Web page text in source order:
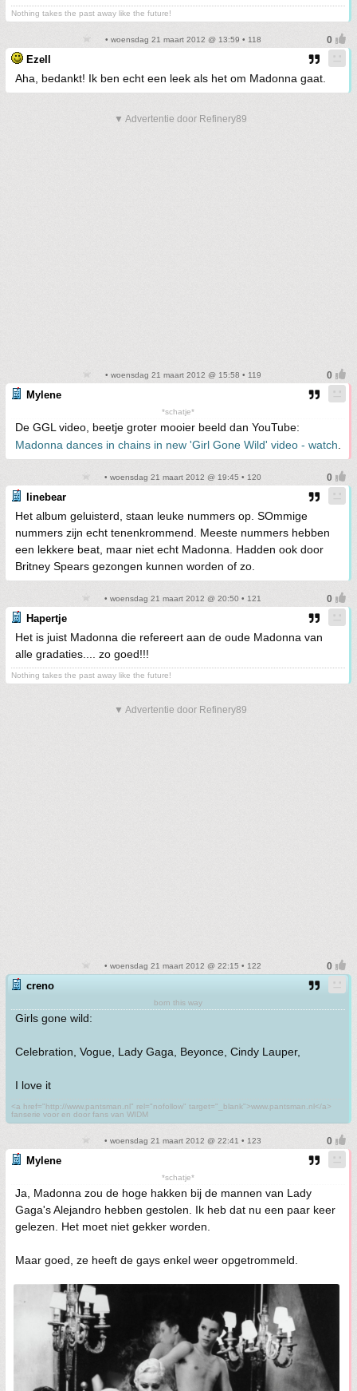
Nothing takes the past away like the future!
• woensdag 21 maart 2012 @ 13:59 • 118
Ezell
Aha, bedankt! Ik ben echt een leek als het om Madonna gaat.
▼ Advertentie door Refinery89
• woensdag 21 maart 2012 @ 15:58 • 119
Mylene
*schatje*
De GGL video, beetje groter mooier beeld dan YouTube:
Madonna dances in chains in new 'Girl Gone Wild' video - watch
• woensdag 21 maart 2012 @ 19:45 • 120
linebear
Het album geluisterd, staan leuke nummers op. SOmmige
nummers zijn echt tenenkrommend. Meeste nummers hebben
een lekkere beat, maar niet echt Madonna. Hadden ook door
Britney Spears gezongen kunnen worden of zo.
• woensdag 21 maart 2012 @ 20:50 • 121
Hapertje
Het is juist Madonna die refereert aan de oude Madonna van
alle gradaties.... zo goed!!!
Nothing takes the past away like the future!
▼ Advertentie door Refinery89
• woensdag 21 maart 2012 @ 22:15 • 122
creno
born this way
Girls gone wild:
Celebration, Vogue, Lady Gaga, Beyonce, Cindy Lauper,
I love it
<a href="http://www.pantsman.nl" rel="nofollow" target="_blank">www.pantsman.nl</a>
fanserie voor en door fans van WIDM
• woensdag 21 maart 2012 @ 22:41 • 123
Mylene
*schatje*
Ja, Madonna zou de hoge hakken bij de mannen van Lady
Gaga's Alejandro hebben gestolen. Ik heb dat nu een paar keer
gelezen. Het moet niet gekker worden.
Maar goed, ze heeft de gays enkel weer opgetrommeld.